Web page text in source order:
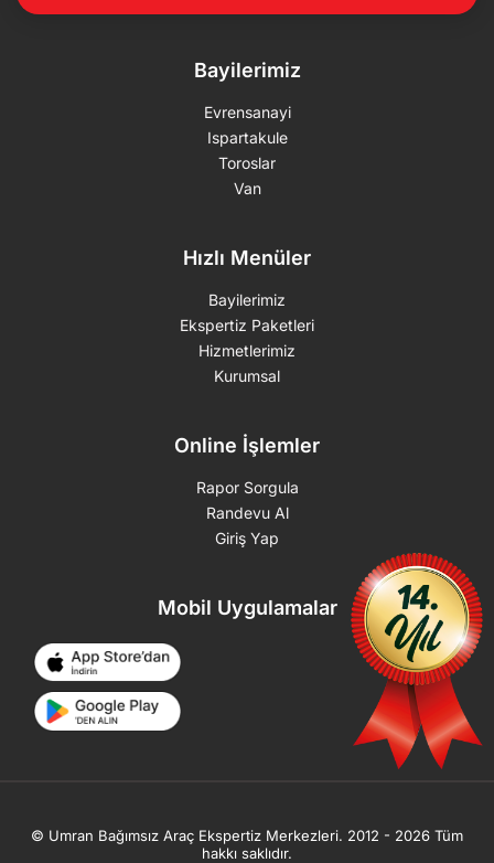
Bayilerimiz
Evrensanayi
Ispartakule
Toroslar
Van
Hızlı Menüler
Bayilerimiz
Ekspertiz Paketleri
Hizmetlerimiz
Kurumsal
Online İşlemler
Rapor Sorgula
Randevu Al
Giriş Yap
Mobil Uygulamalar
© Umran Bağımsız Araç Ekspertiz Merkezleri. 2012 - 2026 Tüm
hakkı saklıdır.